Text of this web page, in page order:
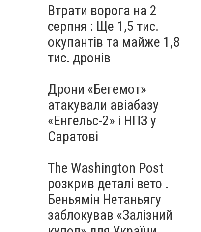
Втрати ворога на 2
серпня : Ще 1,5 тис.
окупантів та майже 1,8
тис. дронів
Дрони «Бегемот»
атакували авіабазу
«Енгельс-2» і НПЗ у
Саратові
The Washington Post
розкрив деталі вето .
Беньямін Нетаньягу
заблокував «Залізний